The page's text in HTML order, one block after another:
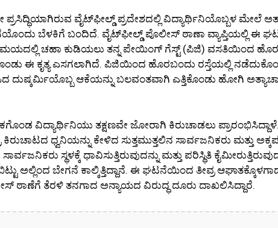
ವೈಟ್‌ಫೀಲ್ಡ್ ಪ್ರದೇಶದಲ್ಲಿ ವಿದ್ಯಾರ್ಥಿನಿಯೊಬ್ಬಳ ಮೇಲೆ
ಬೆಳಕಿಗೆ ಬಂದಿದೆ. ವೈಟ್‌ಫೀಲ್ಡ್ ಪೊಲೀಸ್ ಠಾಣಾ ವ್ಯಾಪ್ತಿಯಲ್ಲಿ ಈ
ಚಹಾ ಕುಡಿಯಲು ತನ್ನ ಪೇಯಿಂಗ್ ಗೆಸ್ಟ್ (ಪಿಜಿ) ವಸತಿಯಿಂದ
ಈ ಕೃತ್ಯ ಎಸಗಲಾಗಿದೆ. ಪಿಜಿಯಿಂದ ಹೊರಬಂದು ರಸ್ತೆಯಲ್ಲಿ
ಆಕೆಯನ್ನು ಬಲವಂತವಾಗಿ ಎತ್ತಿಕೊಂಡು ಹೋಗಿ
ವಿದ್ಯಾರ್ಥಿನಿಯು ತಕ್ಷಣವೇ ಜೋರಾಗಿ ಕಿರುಚಾಡಲು
ಧ್ವನಿಯನ್ನು ಕೇಳಿದ ಸುತ್ತಮುತ್ತಲಿನ ಸಾರ್ವಜನಿಕರು ಮತ್ತು
ಸ್ಥಳಕ್ಕೆ ಧಾವಿಸುತ್ತಿರುವುದನ್ನು ಮತ್ತು ಪರಿಸ್ಥಿತಿ
ಅಲ್ಲಿಂದ ಬೇಗನೆ ಕಾಲ್ಕಿತ್ತಿದ್ದಾನೆ. ಈ ಘಟನೆಯಿಂದ ತೀವ್ರ
ಠಾಣೆಗೆ ತೆರಳಿ ತನಗಾದ ಅನ್ಯಾಯದ ವಿರುದ್ಧ ದೂರು ದಾಖಲಿಸಿದ್ದಾರೆ.